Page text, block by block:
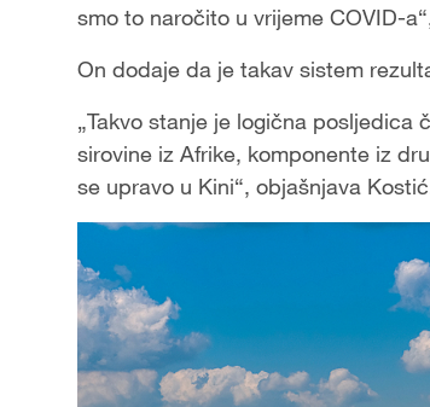
smo to naročito u vrijeme COVID-
On dodaje da je takav sistem
„Takvo stanje je logična
sirovine iz Afrike, komponente iz
se upravo u Kini“, objašnjava